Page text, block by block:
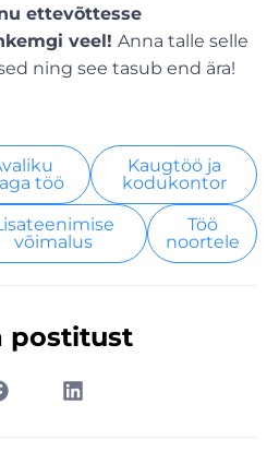
ettevõttesse
veel! Anna talle selle
ning see tasub end ära!
töö
Kaugtöö ja
kodukontor
võimalus
Töö
noortele
postitust